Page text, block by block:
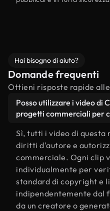
Hai bisogno di aiuto?
Domande frequenti
Ottieni risposte rapide
Posso utilizzare i video di
progetti commerciali per
Sì, tutti i video di questa
diritti d'autore e
commerciale. Ogni clip
individualmente per
standard di copyright e
indipendentemente dal
da un creatore o